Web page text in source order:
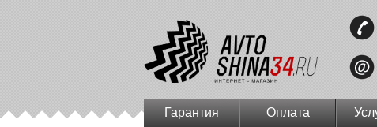
Гарантия Оплата